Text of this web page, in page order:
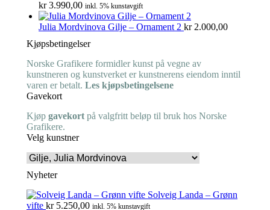
kr3.990,00 inkl. 5% kunstavgift
Julia Mordvinova Gilje – Ornament 2 kr2.000,00
Kjøpsbetingelser
Norske Grafikere formidler kunst på vegne av
kunstneren og kunstverket er kunstnerens eiendom inntil
varen er betalt. Les kjøpsbetingelsene
Gavekort
Kjøp gavekort på valgfritt beløp til bruk hos Norske
Grafikere.
Velg kunstner
Nyheter
Solveig Landa – Grønn
vifte kr5.250,00 inkl. 5% kunstavgift